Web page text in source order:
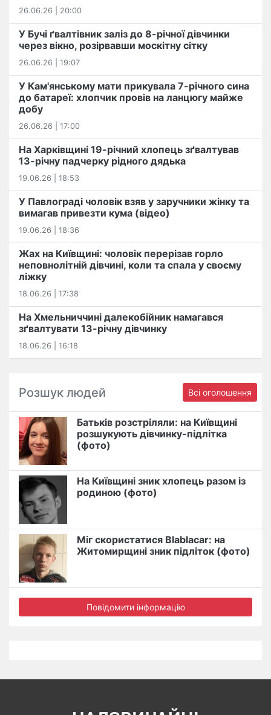
26.06.26 | 20:00
У Бучі ґвалтівник заліз до 8-річної дівчинки
через вікно, розірвавши москітну сітку
26.06.26 | 19:07
У Кам'янському мати прикувала 7-річного сина
до батареї: хлопчик провів на ланцюгу майже
добу
26.06.26 | 17:00
На Харківщині 19-річний хлопець​ ️зґвалтував
13-річну падчерку рідного дядька
19.06.26 | 18:53
У Павлограді чоловік взяв у заручники жінку та
вимагав привезти кума (відео)
19.06.26 | 18:36
Жах на Київщині: чоловік перерізав горло
неповнолітній дівчині, коли та спала у своєму
ліжку
18.06.26 | 17:38
На Хмельниччині далекобійник намагався
зґвалтувати 13-річну дівчинку
18.06.26 | 16:18
Розшук людей Всі оголошення
Батьків розстріляли: на Київщині
розшукують дівчинку-підлітка
(фото)
На Київщині зник хлопець разом із
родиною (фото)
Міг скористатися Blablacar: на
Житомирщині зник підліток (фото)
Повідомити інформацію